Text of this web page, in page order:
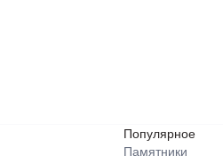
Популярное
Памятники